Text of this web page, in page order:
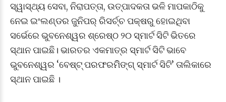
ସ୍ୱାସ୍ଥ୍ୟ ସେବା, ନିରାପତ୍ତା, ଉତ୍ପାଦକତା ଭଳି ମାପକାଠିକୁ
ନେଇ ଇଂଲଣ୍ଡର ଜୁନିପର୍‌ ରିସର୍ଚ୍ଚ ପକ୍ଷରୁ ହୋଇଥିବା
ସର୍ଭେରେ ଭୁବନେଶ୍ୱର ଶ୍ରେଷ୍ଠ ୨୦ ସ୍ମାର୍ଟ ସିଟି ଭିତରେ
ସ୍ଥାନ ପାଇଛି। ଭାରତର ଏକମାତ୍ର ସ୍ମାର୍ଟ ସିଟି ଭାବେ
ଭୁବନେଶ୍ୱର ‘ବେଷ୍ଟ୍‌ ପରଫରମିିଙ୍ଗ୍‌ ସ୍ମାର୍ଟ ସିଟି’ ତାଲିକାରେ
ସ୍ଥାନ ପାଇଛି ।